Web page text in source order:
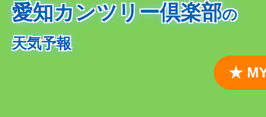
愛知カンツリー倶楽部の
天気予報
★